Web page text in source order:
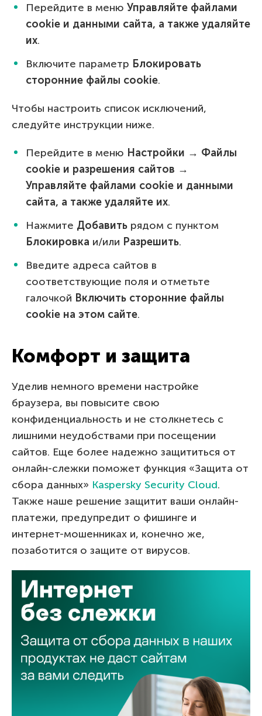
Перейдите в меню Управляйте файлами
cookie и данными сайта, а также удаляйте
их.
Включите параметр Блокировать
сторонние файлы cookie.
Чтобы настроить список исключений,
следуйте инструкции ниже.
Перейдите в меню Настройки → Файлы
cookie и разрешения сайтов →
Управляйте файлами cookie и данными
сайта, а также удаляйте их.
Нажмите Добавить рядом с пунктом
Блокировка и/или Разрешить.
Введите адреса сайтов в
соответствующие поля и отметьте
галочкой Включить сторонние файлы
cookie на этом сайте.
Комфорт и защита
Уделив немного времени настройке
браузера, вы повысите свою
конфиденциальность и не столкнетесь с
лишними неудобствами при посещении
сайтов. Еще более надежно защититься от
онлайн-слежки поможет функция «Защита от
сбора данных» Kaspersky Security Cloud.
Также наше решение защитит ваши онлайн-
платежи, предупредит о фишинге и
интернет-мошенниках и, конечно же,
позаботится о защите от вирусов.